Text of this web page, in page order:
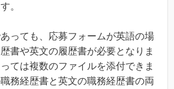
。
っても、応募フォームが英語の場
書や英文の履歴書が必要となりま
ては複数のファイルを添付できま
務経歴書と英文の職務経歴書の両